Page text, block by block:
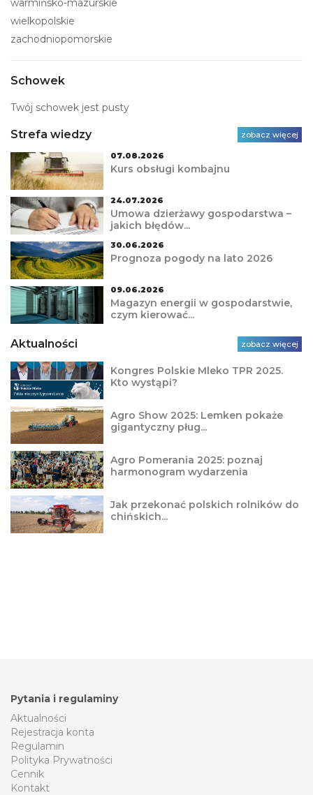
warmińsko-mazurskie
wielkopolskie
zachodniopomorskie
Schowek
Twój schowek jest pusty
Strefa wiedzy zobacz więcej
07.08.2026
Kurs obsługi kombajnu
24.07.2026
Umowa dzierżawy gospodarstwa –
jakich błędów...
30.06.2026
Prognoza pogody na lato 2026
09.06.2026
Magazyn energii w gospodarstwie,
czym kierować...
Aktualności zobacz więcej
Kongres Polskie Mleko TPR 2025.
Kto wystąpi?
Agro Show 2025: Lemken pokaże
gigantyczny pług...
Agro Pomerania 2025: poznaj
harmonogram wydarzenia
Jak przekonać polskich rolników do
chińskich...
Pytania i regulaminy
Aktualności
Rejestracja konta
Regulamin
Polityka Prywatności
Cennik
Kontakt